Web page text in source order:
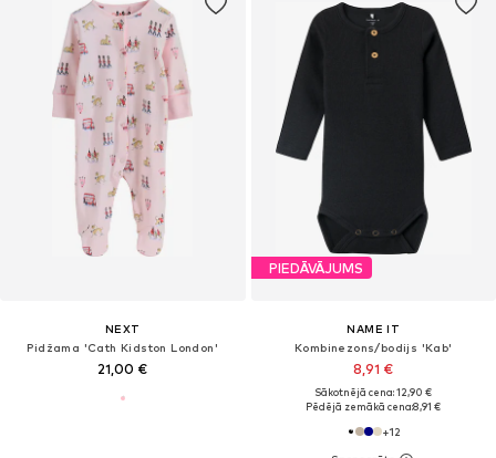
NEXT
Pidžama 'Cath Kidston London'
21,00 €
PIEDĀVĀJUMS
NAME IT
Kombinezons/bodijs 'Kab'
8,91 €
Sākotnējā cena: 12,90 €
Pēdējā zemākā cena:8,91 €
+12